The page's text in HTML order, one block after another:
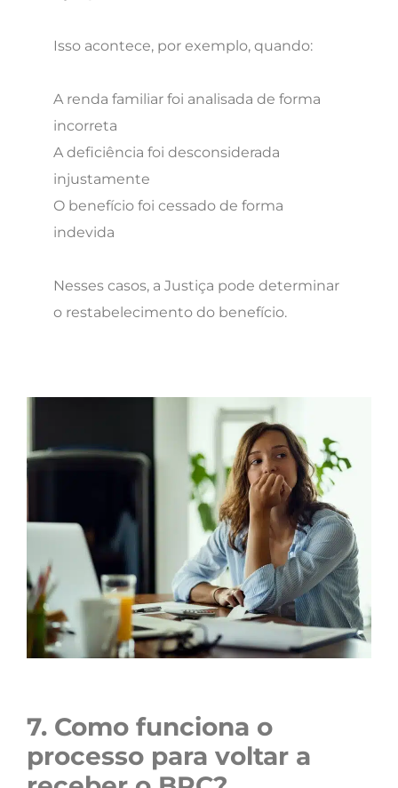
Isso acontece, por exemplo, quando:
A renda familiar foi analisada de forma
incorreta
A deficiência foi desconsiderada
injustamente
O benefício foi cessado de forma
indevida
Nesses casos, a Justiça pode determinar
o restabelecimento do benefício.
7. Como funciona o
processo para voltar a